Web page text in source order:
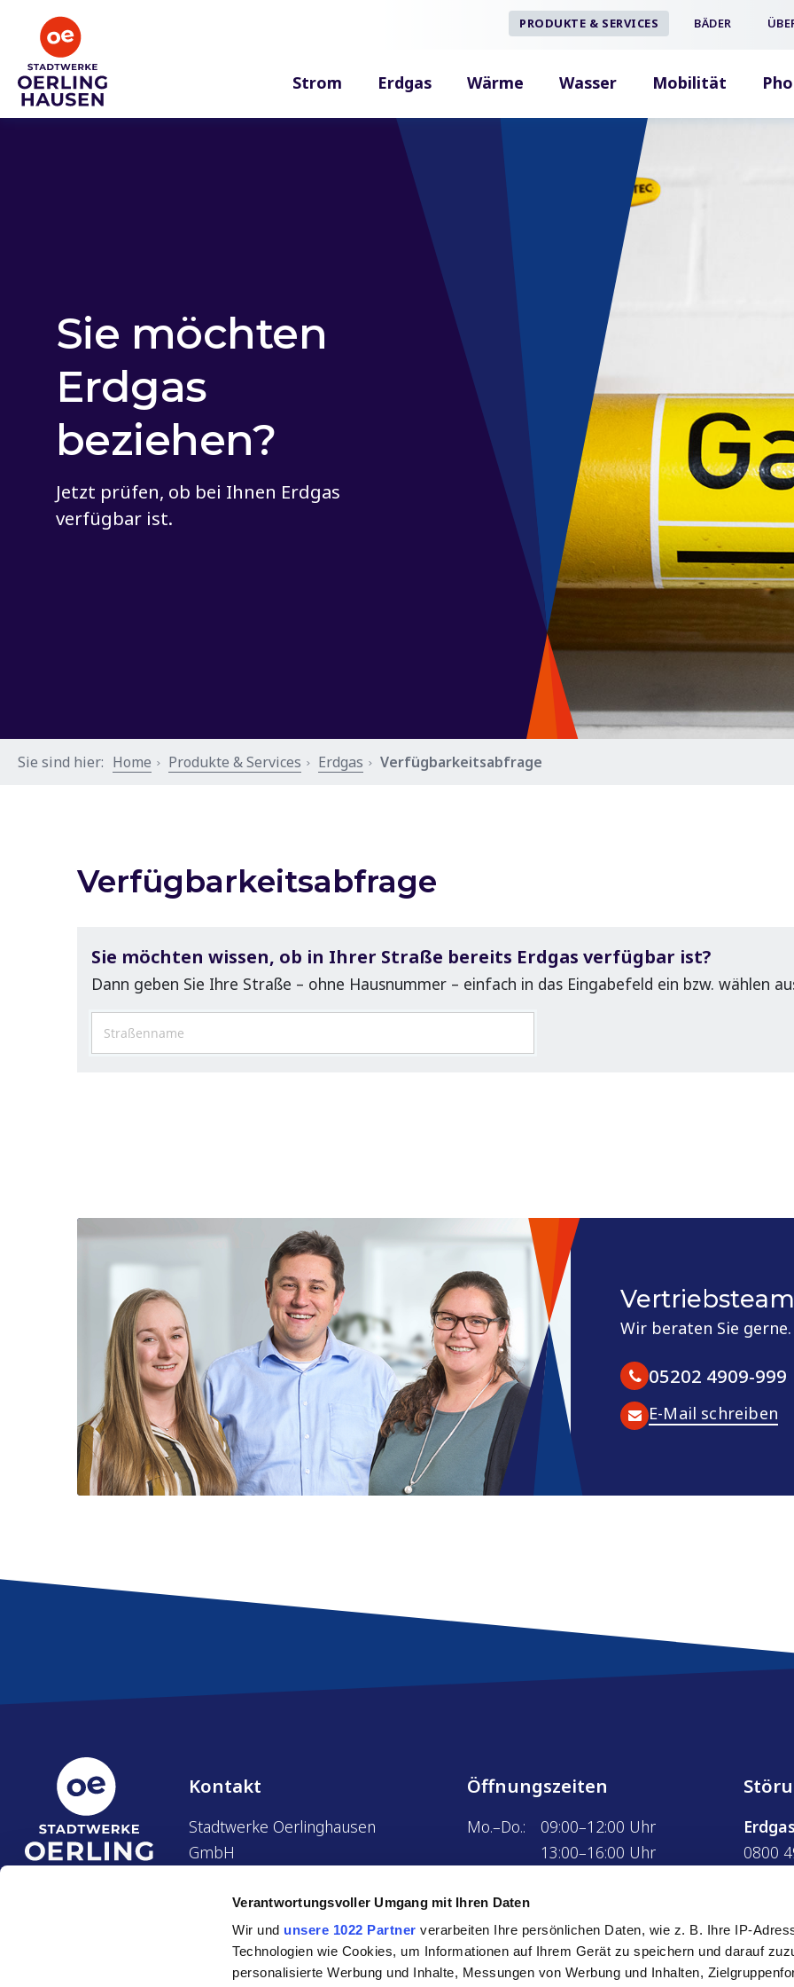
Verantwortungsvoller Umgang mit Ihren Daten
Wir und unsere 1022 Partner verarbeiten Ihre persönlichen Daten, wie z. B. Ihre IP-
Technologien wie Cookies, um Informationen auf Ihrem Gerät zu speichern und darauf
personalisierte Werbung und Inhalte, Messungen von Werbung und Inhalten,
PRODUKTE & SERVICES BÄDER
Strom Erdgas Wärme Wasser Mobilität
Sie möchten
Erdgas
beziehen?
Jetzt prüfen, ob bei Ihnen Erdgas
verfügbar ist.
Sie sind hier: Home Produkte & Services Erdgas Verfügbarkeitsabfrage
Verfügbarkeitsabfrage
Sie möchten wissen, ob in Ihrer Straße bereits Erdgas verfügbar ist?
Dann geben Sie Ihre Straße – ohne Hausnummer – einfach in das Eingabefeld ein bzw. wählen
Vertriebsteam
Wir beraten Sie gerne.
05202 4909-999
E-Mail schreiben
Service & Kontakt
Kontakt
Stadtwerke Oerlinghausen
GmbH
05202 4909-0
Öffnungszeiten
Mo.–Do.:
09:00–12:00 Uhr
13:00–16:00 Uhr
0800
0800